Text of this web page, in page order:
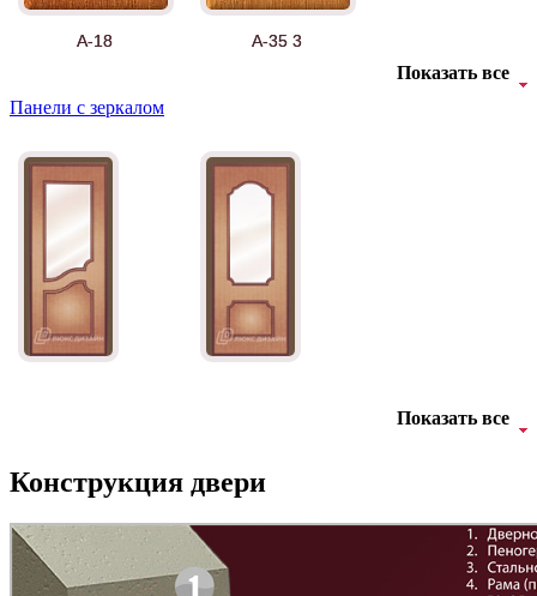
А-18 А-35 3
Б-35 3
БНТ БУК БАВАРИЯ
Показать все
Панели с зеркалом
Показать все
Конструкция двери